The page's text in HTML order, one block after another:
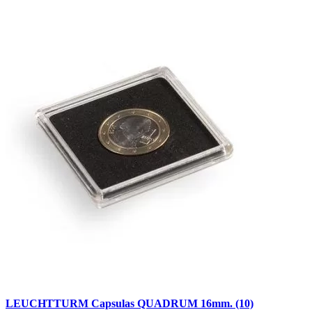
LEUCHTTURM Capsulas QUADRUM 16mm. (10)